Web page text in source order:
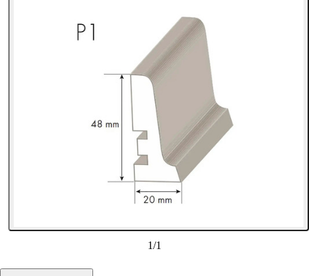
1/1